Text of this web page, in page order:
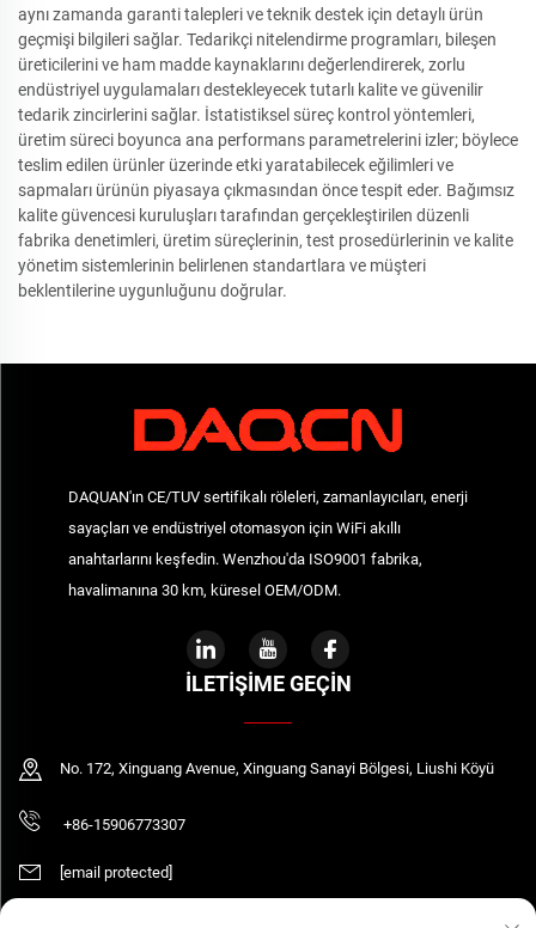
aynı zamanda garanti talepleri ve teknik destek için detaylı ürün
geçmişi bilgileri sağlar. Tedarikçi nitelendirme programları, bileşen
üreticilerini ve ham madde kaynaklarını değerlendirerek, zorlu
endüstriyel uygulamaları destekleyecek tutarlı kalite ve güvenilir
tedarik zincirlerini sağlar. İstatistiksel süreç kontrol yöntemleri,
üretim süreci boyunca ana performans parametrelerini izler; böylece
teslim edilen ürünler üzerinde etki yaratabilecek eğilimleri ve
sapmaları ürünün piyasaya çıkmasından önce tespit eder. Bağımsız
kalite güvencesi kuruluşları tarafından gerçekleştirilen düzenli
fabrika denetimleri, üretim süreçlerinin, test prosedürlerinin ve kalite
yönetim sistemlerinin belirlenen standartlara ve müşteri
beklentilerine uygunluğunu doğrular.
DAQUAN'ın CE/TUV sertifikalı röleleri, zamanlayıcıları, enerji
sayaçları ve endüstriyel otomasyon için WiFi akıllı
anahtarlarını keşfedin. Wenzhou'da ISO9001 fabrika,
havalimanına 30 km, küresel OEM/ODM.
İLETIŞIME GEÇIN
No. 172, Xinguang Avenue, Xinguang Sanayi Bölgesi, Liushi Köyü
+86-15906773307
[email protected]